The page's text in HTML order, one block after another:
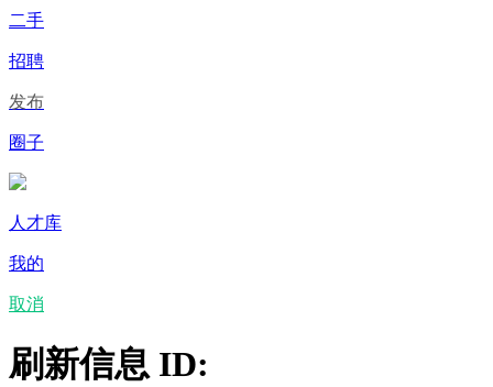
二手
招聘
发布
圈子
人才库
我的
取消
刷新信息 ID: